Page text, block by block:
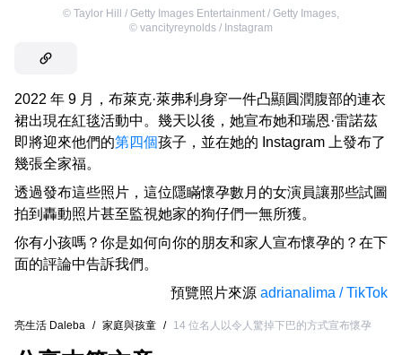
© Taylor Hill / Getty Images Entertainment / Getty Images
© vancityreynolds / Instagram
2022 年 9 月，布萊克·萊弗利身穿一件凸顯圓潤腹部的連衣
裙出現在紅毯活動中。幾天以後，她宣布她和瑞恩·雷諾茲
即將迎來他們的第四個孩子，並在她的 Instagram 上發布了
幾張全家福。
透過發布這些照片，這位隱瞞懷孕數月的女演員讓那些試圖
拍到轟動照片甚至監視她家的狗仔們一無所獲。
你有小孩嗎？你是如何向你的朋友和家人宣布懷孕的？在下
面的評論中告訴我們。
預覽照片來源 adrianalima / TikTok
亮生活 Daleba / 家庭與孩童 / 14 位名人以令人驚掉下巴的方式宣布懷孕